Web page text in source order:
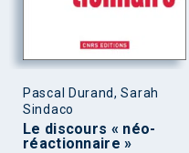
Pascal Durand, Sarah
Sindaco
Le discours « néo-
réactionnaire »